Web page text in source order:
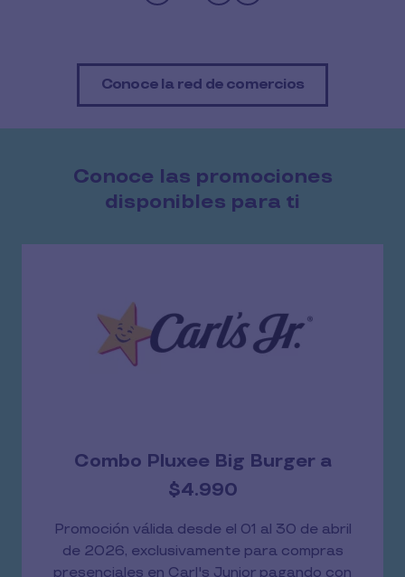
Conoce la red de comercios
Conoce las promociones
disponibles para ti
15% de descuento
Promoción válida desde el 01 hasta el 30 de
Abril de 2026, exclusivamente para compras
presenciales, no acumulable con otras
promociones excluye bebestibles y Pluxee